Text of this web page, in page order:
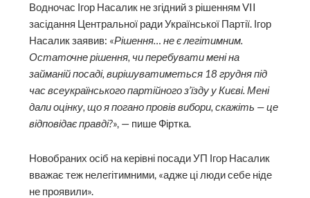
Водночас Ігор Насалик не згідний з рішенням VII
засідання Центральної ради Української Партії. Ігор
Насалик заявив: «Рішення… не є легітимним.
Остаточне рішення, чи перебувати мені на
займаній посаді, вирішуватиметься 18 грудня під
час всеукраїнського партійного з’їзду у Києві. Мені
дали оцінку, що я погано провів вибори, скажіть — це
відповідає правді?», — пише Фіртка.
Новобраних осіб на керівні посади УП Ігор Насалик
вважає теж нелегітимними, «адже ці люди себе ніде
не проявили».